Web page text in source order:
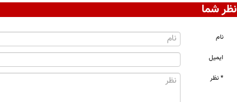
نظر شما
نام
ایمیل
* نظر